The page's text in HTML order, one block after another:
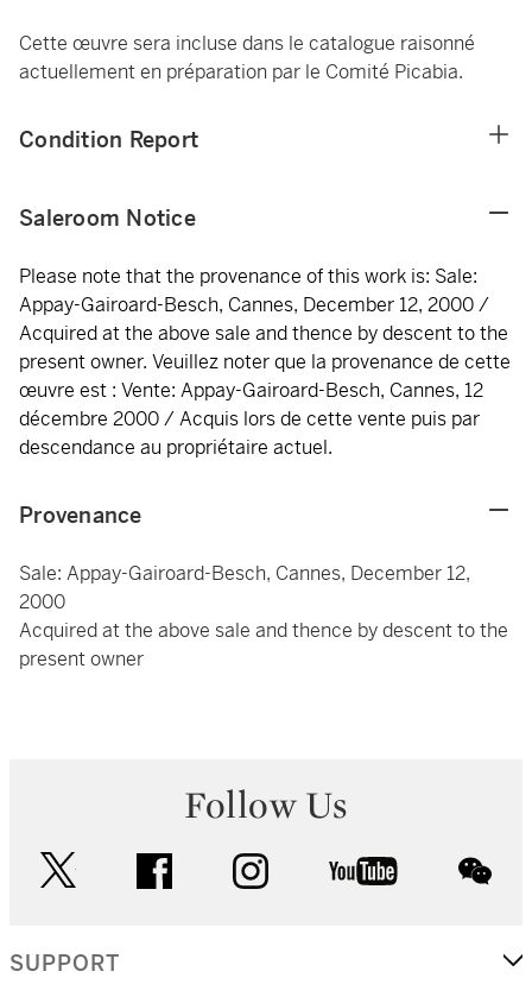
Cette œuvre sera incluse dans le catalogue raisonné
actuellement en préparation par le Comité Picabia.
Condition Report
Saleroom Notice
Please note that the provenance of this work is: Sale:
Appay-Gairoard-Besch, Cannes, December 12, 2000 /
Acquired at the above sale and thence by descent to the
present owner. Veuillez noter que la provenance de cette
œuvre est : Vente: Appay-Gairoard-Besch, Cannes, 12
décembre 2000 / Acquis lors de cette vente puis par
descendance au propriétaire actuel.
Provenance
Sale: Appay-Gairoard-Besch, Cannes, December 12,
2000
Acquired at the above sale and thence by descent to the
present owner
Follow Us
facebook instagram youtube
SUPPORT